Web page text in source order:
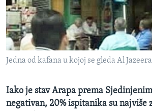
MAGAZIN
O GLASU AMERIKE
Learning English
Jedna od kafana u kojoj se gleda Al Jazeera
Iako je stav Arapa prema
negativan, 20% ispitanika su najviše